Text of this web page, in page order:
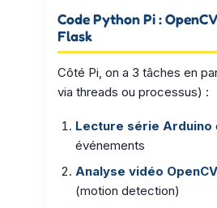
Code Python Pi :
Flask
Côté Pi, on a 3 tâches en
via threads ou processus) :
Lecture série Arduino
événements
Analyse vidéo OpenCV
(motion detection)